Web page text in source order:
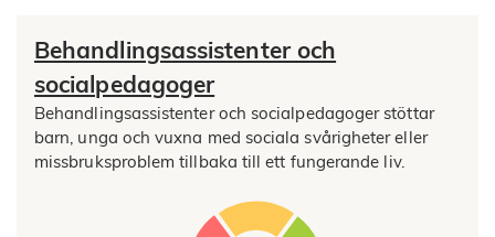
Behandlingsassistenter och
socialpedagoger
Behandlingsassistenter och socialpedagoger stöttar
barn, unga och vuxna med sociala svårigheter eller
missbruksproblem tillbaka till ett fungerande liv.